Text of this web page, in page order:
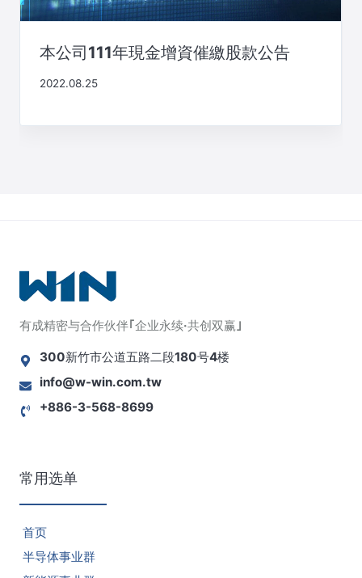
本公司111年現金增資催繳股款公告
2022.08.25
有成精密与合作伙伴｢企业永续·共创双赢｣
300新竹市公道五路二段180号4楼
info@w-win.com.tw
+886-3-568-8699
常用选单
首页
半导体事业群